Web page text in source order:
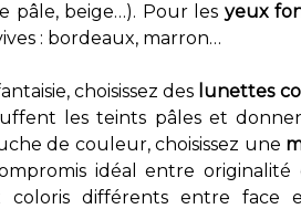
pâle, beige…). Pour les yeux
: bordeaux, marron…
choisissez des lunettes
les teints pâles et
de couleur, choisissez une
idéal entre originalité
coloris différents entre